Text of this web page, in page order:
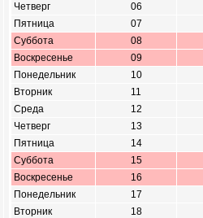
Четверг
06
Пятница
07
Суббота
08
Воскресенье
09
Понедельник
10
Вторник
11
Среда
12
Четверг
13
Пятница
14
Суббота
15
Воскресенье
16
Понедельник
17
Вторник
18